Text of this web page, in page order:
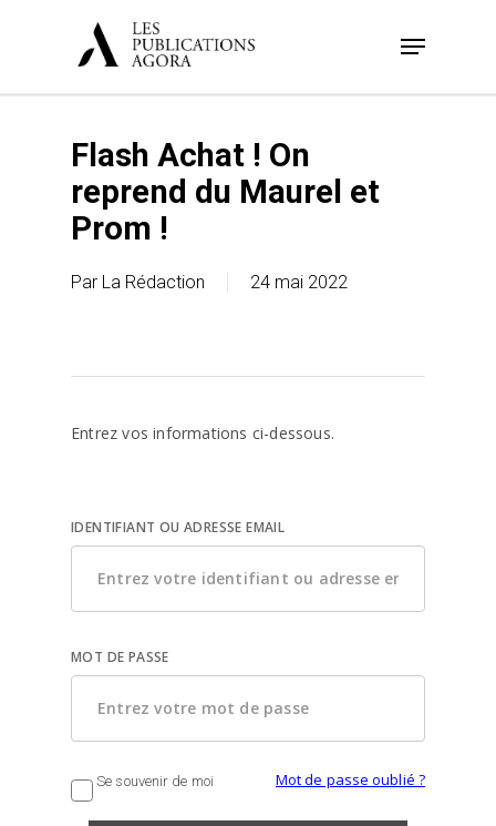
Menu
Flash Achat ! On
reprend du Maurel et
Prom !
Par La Rédaction 24 mai 2022
Entrez vos informations ci-dessous.
IDENTIFIANT OU ADRESSE EMAIL
MOT DE PASSE
Se souvenir de moi Mot de passe oublié ?